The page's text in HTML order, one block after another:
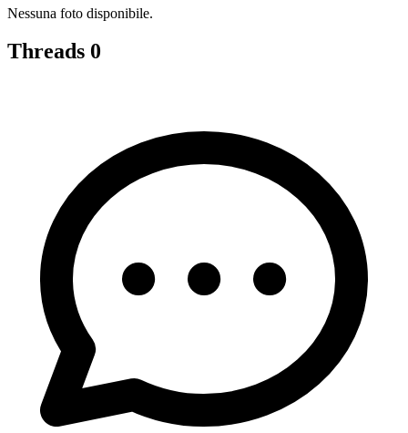
Nessuna foto disponibile.
Threads 0